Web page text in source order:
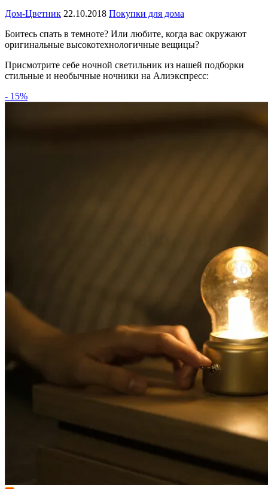
Дом-Цветник 22.10.2018 Покупки для дома
Боитесь спать в темноте? Или любите, когда вас окружают
оригинальные высокотехнологичные вещицы?
Присмотрите себе ночной светильник из нашей подборки
стильные и необычные ночники на Алиэкспресс:
- 15%